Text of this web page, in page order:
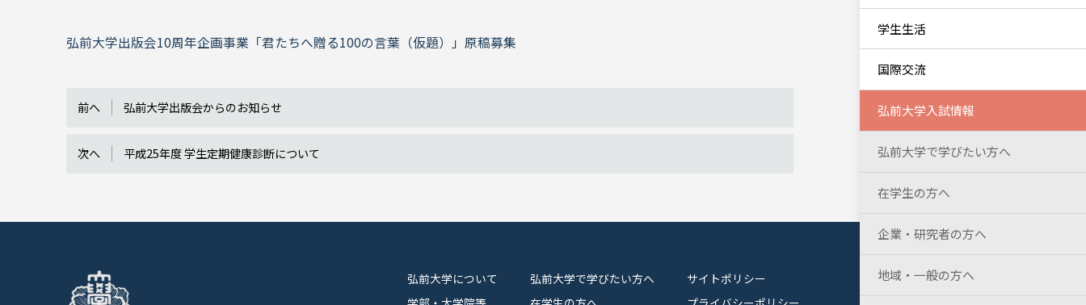
弘前大学出版会10周年企画事業「君たちへ贈る100の言葉（仮題）」原稿募集
前へ 弘前大学出版会からのお知らせ
次へ 平成25年度 学生定期健康診断について
弘前大学について
弘前大学で学びたい方へ
サイトポリシー
学生生活
国際交流
弘前大学入試情報
弘前大学で学びたい方へ
在学生の方へ
企業・研究者の方へ
地域・一般の方へ